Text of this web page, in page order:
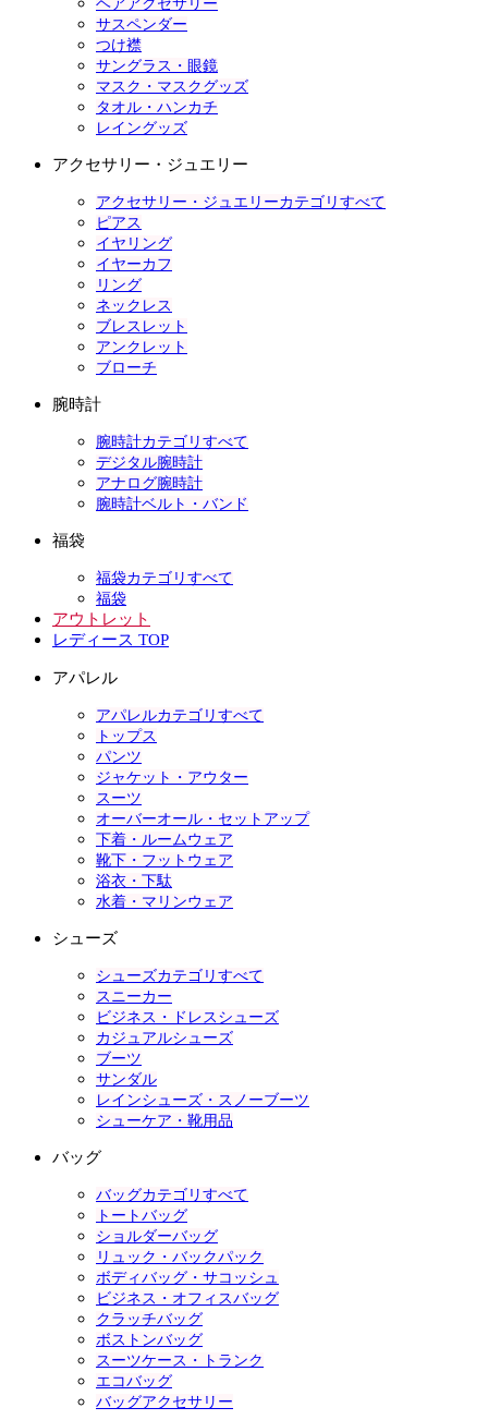
ヘアアクセサリー
サスペンダー
つけ襟
サングラス・眼鏡
マスク・マスクグッズ
タオル・ハンカチ
レイングッズ
アクセサリー・ジュエリー
アクセサリー・ジュエリーカテゴリすべて
ピアス
イヤリング
イヤーカフ
リング
ネックレス
ブレスレット
アンクレット
ブローチ
腕時計
腕時計カテゴリすべて
デジタル腕時計
アナログ腕時計
腕時計ベルト・バンド
福袋
福袋カテゴリすべて
福袋
アウトレット
レディース TOP
アパレル
アパレルカテゴリすべて
トップス
パンツ
ジャケット・アウター
スーツ
オーバーオール・セットアップ
下着・ルームウェア
靴下・フットウェア
浴衣・下駄
水着・マリンウェア
シューズ
シューズカテゴリすべて
スニーカー
ビジネス・ドレスシューズ
カジュアルシューズ
ブーツ
サンダル
レインシューズ・スノーブーツ
シューケア・靴用品
バッグ
バッグカテゴリすべて
トートバッグ
ショルダーバッグ
リュック・バックパック
ボディバッグ・サコッシュ
ビジネス・オフィスバッグ
クラッチバッグ
ボストンバッグ
スーツケース・トランク
エコバッグ
バッグアクセサリー